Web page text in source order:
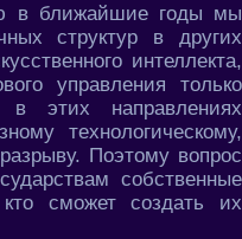
в ближайшие годы мы
структур в других
интеллекта,
управления только
в этих направлениях
технологическому,
Поэтому вопрос
собственные
сможет создать их